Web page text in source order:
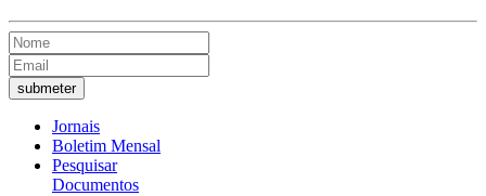
Jornais
Boletim Mensal
Pesquisar
Documentos